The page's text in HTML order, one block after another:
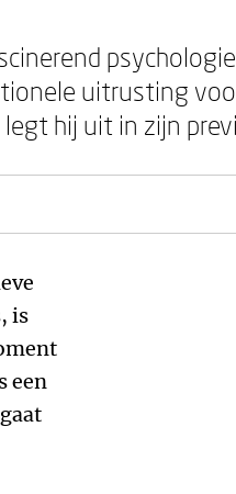
uitrusting
hij uit in zijn
is
een